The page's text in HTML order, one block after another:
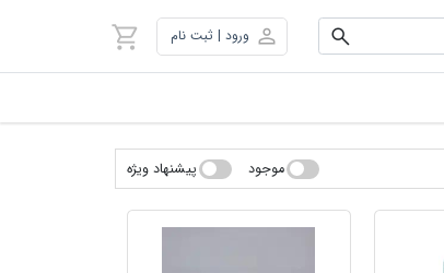
ورود | ثبت نام
موجود پیشنهاد ویژه